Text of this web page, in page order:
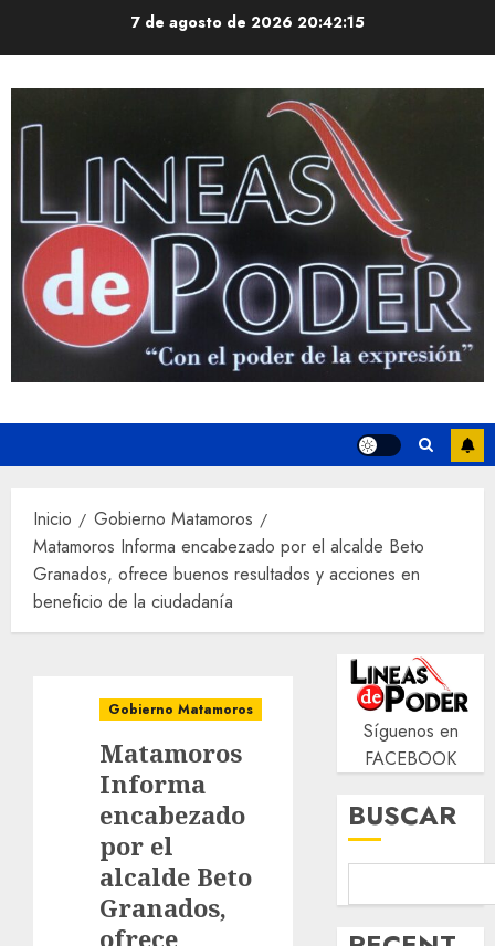
7 de agosto de 2026 20:42:15
Inicio
Gobierno Matamoros
Matamoros Informa encabezado por el alcalde Beto
Granados, ofrece buenos resultados y acciones en
beneficio de la ciudadanía
Gobierno Matamoros
Matamoros
Informa
encabezado
por el
alcalde Beto
Granados,
ofrece
Síguenos en
FACEBOOK
BUSCAR